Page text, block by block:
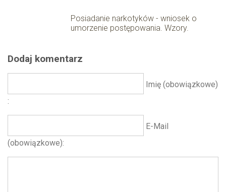
Posiadanie narkotyków - wniosek o
umorzenie postępowania. Wzory.
Dodaj komentarz
Imię (obowiązkowe)
E-Mail
(obowiązkowe)